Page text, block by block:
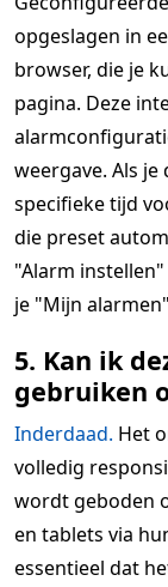
opgeslagen in
browser, die je
pagina. Deze
weergave. Als je
specifieke tijd
die preset
"Alarm
je "Mijn
5. Kan ik
gebruiken
Inderdaad. Het
volledig
wordt geboden
en tablets via
essentieel dat